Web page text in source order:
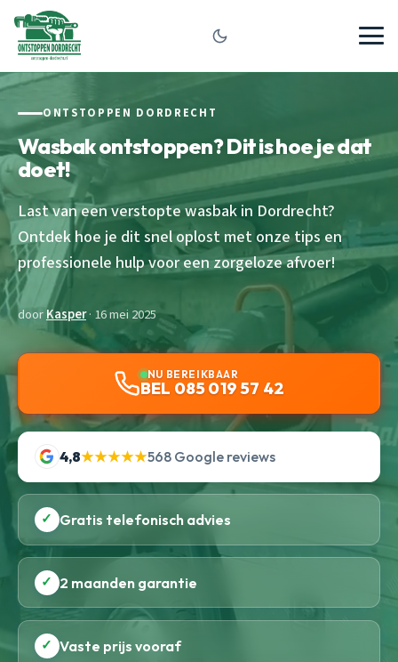
ONTSTOPPEN DORDRECHT
Wasbak ontstoppen? Dit is hoe je dat
doet!
Last van een verstopte wasbak in Dordrecht?
Ontdek hoe je dit snel oplost met onze tips en
professionele hulp voor een zorgeloze afvoer!
doorKasper· 16 mei 2025
NU BEREIKBAAR
BEL 085 019 57 42
4,8★★★★★568 Google reviews
✓ Gratis telefonisch advies
✓ 2 maanden garantie
✓ Vaste prijs vooraf